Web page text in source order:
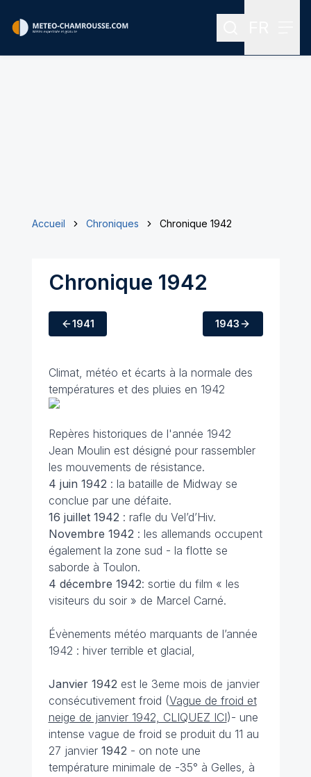
Rechercher
Accueil Chroniques Chronique 1942
Chronique 1942
1941 1943
Climat, météo et écarts à la normale des
températures et des pluies en 1942
Repères historiques de l'année 1942
Jean Moulin est désigné pour rassembler
les mouvements de résistance.
4 juin 1942 : la bataille de Midway se
conclue par une défaite.
16 juillet 1942 : rafle du Vel’d’Hiv.
Novembre 1942 : les allemands occupent
également la zone sud - la flotte se
saborde à Toulon.
4 décembre 1942: sortie du film « les
visiteurs du soir » de Marcel Carné.
Évènements météo marquants de l’année
1942 : hiver terrible et glacial,
Janvier 1942 est le 3eme mois de janvier
consécutivement froid (Vague de froid et
neige de janvier 1942, CLIQUEZ ICI)- une
intense vague de froid se produit du 11 au
27 janvier 1942 - on note une
température minimale de -35° à Gelles, à